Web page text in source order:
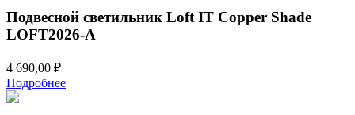
Подвесной светильник Loft IT Copper Shade
LOFT2026-A
4 690,00 ₽
Подробнее